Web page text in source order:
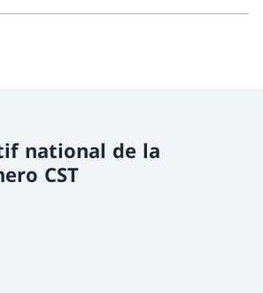
national de la
CST